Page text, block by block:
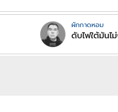
ผักกาดหอม
ดับไฟใต้มันไ